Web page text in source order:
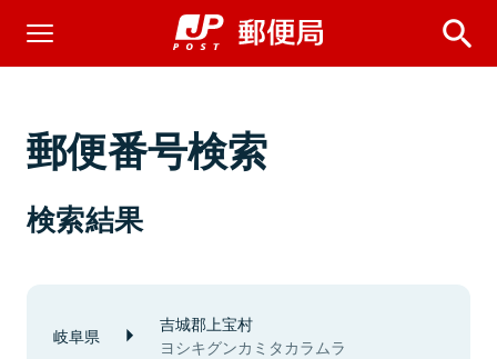
郵便番号検索
検索結果
岐阜県 吉城郡上宝村
ヨシキグンカミタカラムラ